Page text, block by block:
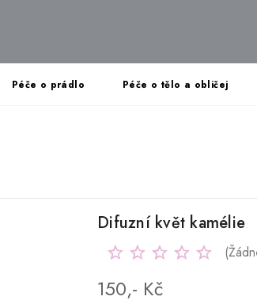
Péče o prádlo Péče o tělo a obličej
Difuzní květ kamélie
150,- Kč